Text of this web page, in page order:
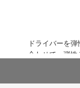
ドライバーを
合わせて、弾